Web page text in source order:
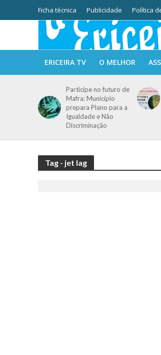
Ficha técnica Publicidade Política
ERICEIRA TV O MELHOR
Participe no futuro de
Mafra: Município
prepara Plano para a
Igualdade e Não
Discriminação
Tag - jet lag